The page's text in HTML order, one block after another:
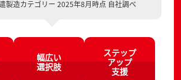
製造カテゴリー 2025年8月時点 自社調べ
幅広い
選択肢
ステップ
アップ
支援